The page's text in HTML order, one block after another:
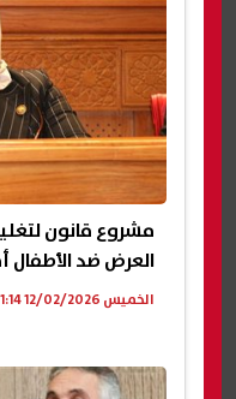
مشروع قانون
العرض ضد الأطفال
الخميس 12/02/2026 01:14 م